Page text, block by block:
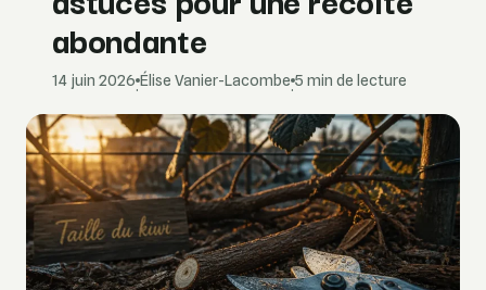
abondante
14 juin 2026
·
Élise Vanier-Lacombe
·
5 min de lecture